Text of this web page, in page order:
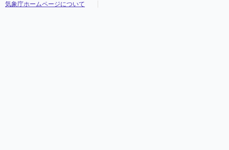
気象庁ホームページについて